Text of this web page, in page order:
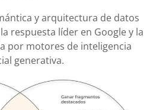
y arquitectura de datos
respuesta líder en Google y la
por motores de inteligencia
generativa.